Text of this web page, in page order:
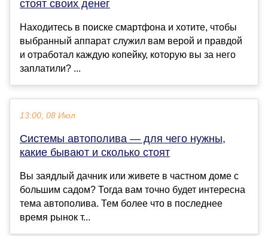
стоят своих денег
Находитесь в поиске смартфона и хотите, чтобы
выбранный аппарат служил вам верой и правдой
и отработал каждую копейку, которую вы за него
заплатили? ...
13:00, 08 Июл
Системы автополива — для чего нужны,
какие бывают и сколько стоят
Вы заядлый дачник или живете в частном доме с
большим садом? Тогда вам точно будет интересна
тема автополива. Тем более что в последнее
время рынок т...